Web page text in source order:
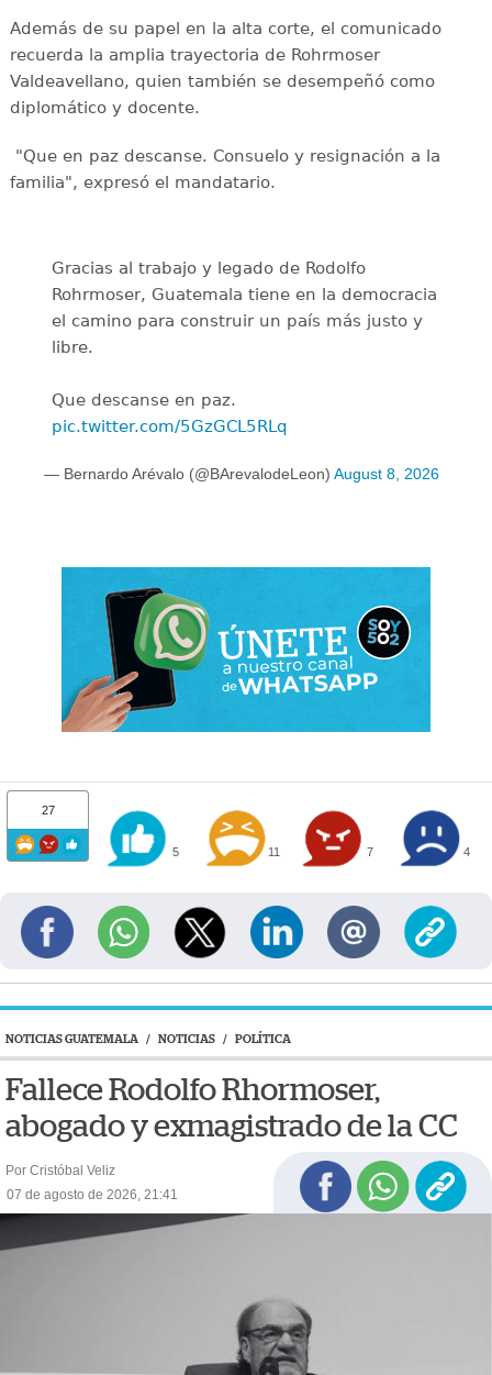
Además de su papel en la alta corte, el comunicado
recuerda la amplia trayectoria de Rohrmoser
Valdeavellano, quien también se desempeñó como
diplomático y docente.
"Que en paz descanse. Consuelo y resignación a la
familia", expresó el mandatario.
Gracias al trabajo y legado de Rodolfo
Rohrmoser, Guatemala tiene en la democracia
el camino para construir un país más justo y
libre.
Que descanse en paz.
pic.twitter.com/5GzGCL5RLq
— Bernardo Arévalo (@BArevalodeLeon) August 8, 2026
27
5 11 7 4
NOTICIAS GUATEMALA / NOTICIAS / POLÍTICA
Fallece Rodolfo Rhormoser,
abogado y exmagistrado de la CC
Por Cristóbal Veliz
07 de agosto de 2026, 21:41